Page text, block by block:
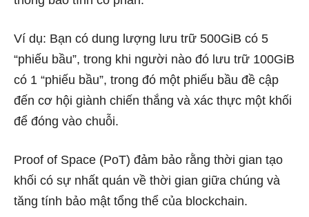
Ví dụ: Bạn có dung lượng lưu trữ 500GiB có 5
“phiếu bầu”, trong khi người nào đó lưu trữ 100GiB
có 1 “phiếu bầu”, trong đó một phiếu bầu đề cập
đến cơ hội giành chiến thắng và xác thực một khối
để đóng vào chuỗi.
Proof of Space (PoT) đảm bảo rằng thời gian tạo
khối có sự nhất quán về thời gian giữa chúng và
tăng tính bảo mật tổng thể của blockchain.